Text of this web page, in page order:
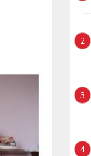
2
3
4